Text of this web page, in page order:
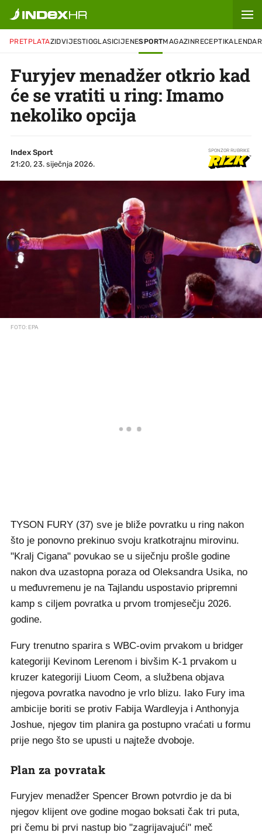
PRETPLATAZIDVIJESTIOGLASICIJENESPORTMAGAZINRECEPTIKALENDAR
Furyjev menadžer otkrio kad
će se vratiti u ring: Imamo
nekoliko opcija
Index Sport
21:20, 23. siječnja 2026.
SPONZOR RUBRIKE
FOTO: EPA
TYSON FURY (37) sve je bliže povratku u ring nakon
što je ponovno prekinuo svoju kratkotrajnu mirovinu.
"Kralj Cigana" povukao se u siječnju prošle godine
nakon dva uzastopna poraza od Oleksandra Usika, no
u međuvremenu je na Tajlandu uspostavio pripremni
kamp s ciljem povratka u prvom tromjesečju 2026.
godine.
Fury trenutno sparira s WBC-ovim prvakom u bridger
kategoriji Kevinom Lerenom i bivšim K-1 prvakom u
kruzer kategoriji Liuom Ceom, a službena objava
njegova povratka navodno je vrlo blizu. Iako Fury ima
ambicije boriti se protiv Fabija Wardleyja i Anthonyja
Joshue, njegov tim planira ga postupno vraćati u formu
prije nego što se upusti u najteže dvoboje.
Plan za povratak
Furyjev menadžer Spencer Brown potvrdio je da bi
njegov klijent ove godine mogao boksati čak tri puta,
pri čemu bi prvi nastup bio "zagrijavajući" meč